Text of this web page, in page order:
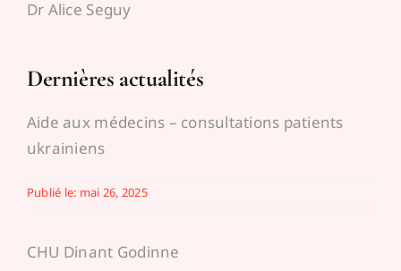
Dr Alice Seguy
Dernières actualités
Aide aux médecins – consultations patients
ukrainiens
Publié le: mai 26, 2025
CHU Dinant Godinne